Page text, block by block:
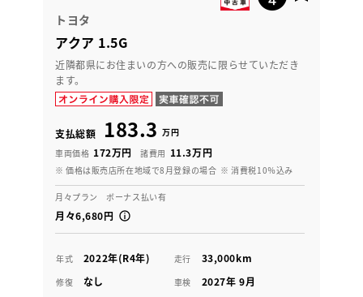
トヨタ
アクア 1.5G
近隣都県にお住まいの方への販売に限らせていただき
ます。
支払総額 183.3 万円
車両価格 172万円 諸費用 11.3万円
※ 価格は販売店所在地域で8月登録の場合 ※ 消費税10％込み
月々プラン ボーナス払い有
月々6,680円
年式 2022年(R4年) 走行 33,000km
修復 なし 車検 2027年 9月